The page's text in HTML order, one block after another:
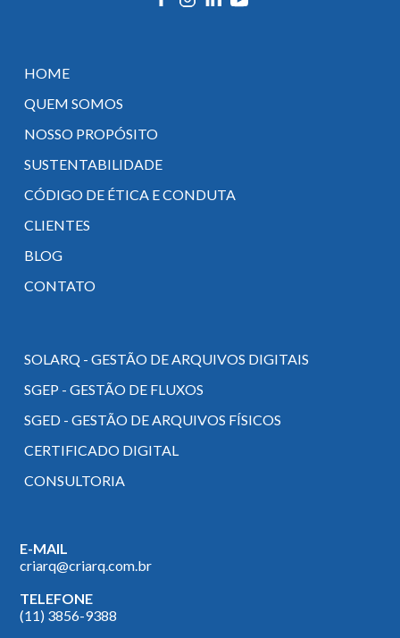
HOME
QUEM SOMOS
NOSSO PROPÓSITO
SUSTENTABILIDADE
CÓDIGO DE ÉTICA E CONDUTA
CLIENTES
BLOG
CONTATO
SOLARQ - GESTÃO DE ARQUIVOS DIGITAIS
SGEP - GESTÃO DE FLUXOS
SGED - GESTÃO DE ARQUIVOS FÍSICOS
CERTIFICADO DIGITAL
CONSULTORIA
E-MAIL
criarq@criarq.com.br
TELEFONE
(11) 3856-9388